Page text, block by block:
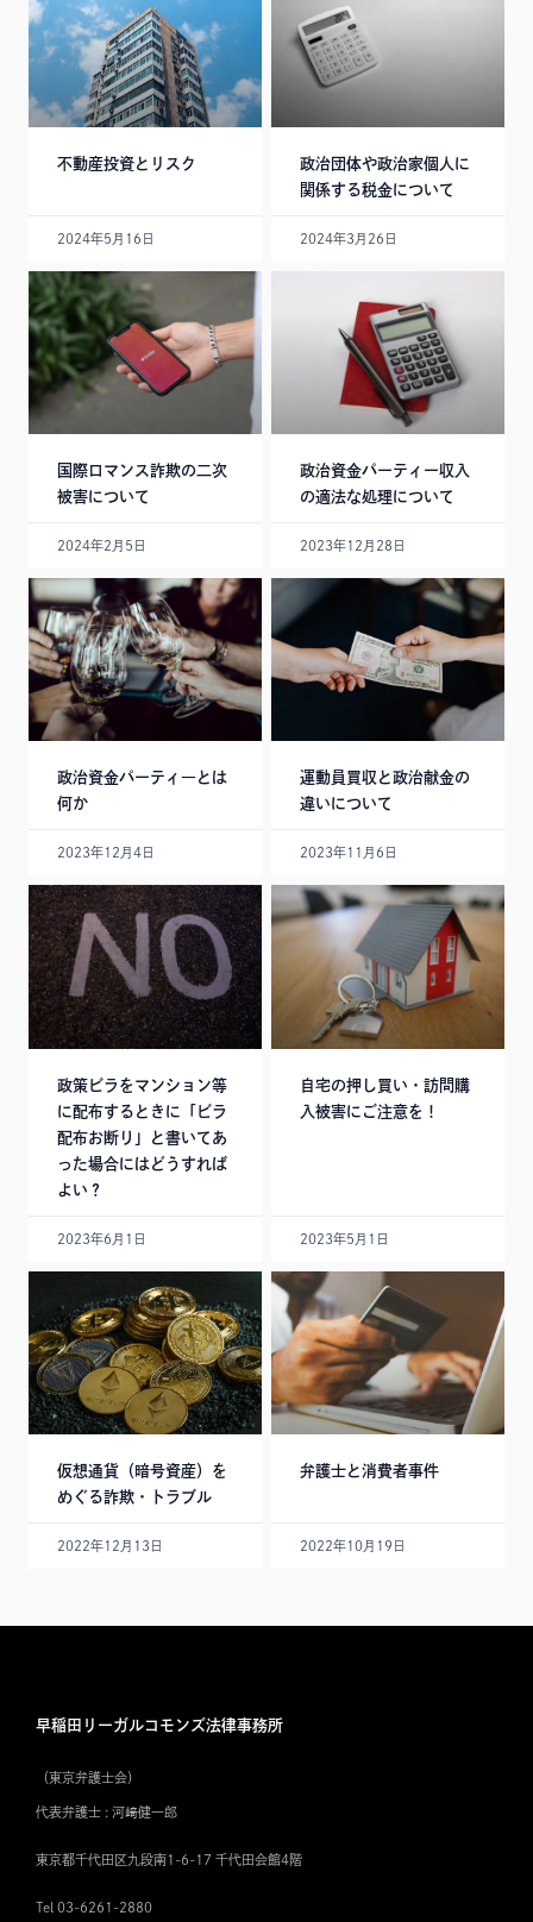
不動産投資とリスク
2024年5月16日
政治団体や政治家個人に
関係する税金について
2024年3月26日
国際ロマンス詐欺の二次
被害について
2024年2月5日
政治資金パーティー収入
の適法な処理について
2023年12月28日
政治資金パーティ―とは
何か
2023年12月4日
運動員買収と政治献金の
違いについて
2023年11月6日
政策ビラをマンション等
に配布するときに「ビラ
配布お断り」と書いてあ
った場合にはどうすれば
よい？
2023年6月1日
自宅の押し買い・訪問購
入被害にご注意を！
2023年5月1日
仮想通貨（暗号資産）を
めぐる詐欺・トラブル
2022年12月13日
弁護士と消費者事件
2022年10月19日
早稲田リーガルコモンズ法律事務所
（東京弁護士会）
代表弁護士 : 河﨑健一郎
東京都千代田区九段南1-6-17 千代田会館4階
Tel 03-6261-2880